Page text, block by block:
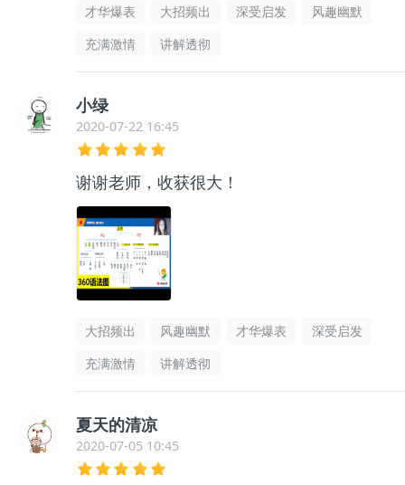
才华爆表 大招频出 深受启发
风趣幽默
充满激情
讲解透彻
小绿
2020-07-22 16:45
谢谢老师，收获很大！
大招频出 风趣幽默 才华爆表
深受启发
充满激情
讲解透彻
夏天的清凉
2020-07-05 10:45